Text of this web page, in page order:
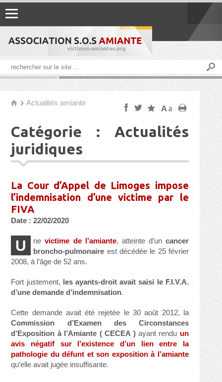
h Actualités amiante
f t s Aa p
Catégorie : Actualités
juridiques
La Cour d’Appel de Limoges impose
l’indemnisation d’une victime par le
FIVA
Date : 22/02/2020
U nevictime de l’amiante, atteinte d’un cancer
broncho-pulmonaire est décédée le 25 février
2008, à l’âge de 52 ans.
Fort justement, les ayants-droit avait saisi le F.I.V.A.
d’une demande d’indemnisation.
Cette demande avait été rejetée le 30 août 2012, la
Commission d’Examen des Circonstances
d’Exposition à l’Amiante ( CECEA )ayant rendu un
avis négatif sur l’existence d’un lien entre la
pathologie du défunt et son exposition à l’amiante
qu’elle avait jugée insuffisante.